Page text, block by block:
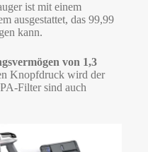
ist mit einem
ausgestattet, das 99,99
kann.
von 1,3
Knopfdruck wird der
Filter sind auch